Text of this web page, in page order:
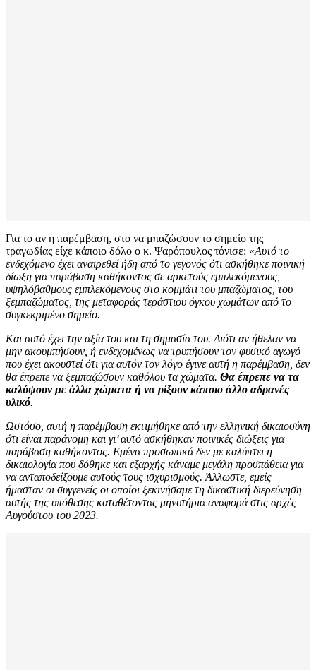
Για το αν η παρέμβαση, στο να μπαζώσουν το σημείο της
τραγωδίας είχε κάποιο δόλο ο κ. Ψαρόπουλος τόνισε: «Αυτό το
ενδεχόμενο έχει αναιρεθεί ήδη από το γεγονός ότι ασκήθηκε ποινική
δίωξη για παράβαση καθήκοντος σε αρκετούς εμπλεκόμενους,
υψηλόβαθμους εμπλεκόμενους στο κομμάτι του μπαζώματος, του
ξεμπαζώματος, της μεταφοράς τεράστιου όγκου χωμάτων από το
συγκεκριμένο σημείο.
Και αυτό έχει την αξία του και τη σημασία του. Διότι αν ήθελαν να
μην ακουμπήσουν, ή ενδεχομένως να τρυπήσουν τον φυσικό αγωγό
που έχει ακουστεί ότι για αυτόν τον λόγο έγινε αυτή η παρέμβαση, δεν
θα έπρεπε να ξεμπαζώσουν καθόλου τα χώματα. Θα έπρεπε να τα
καλύψουν με άλλα χώματα ή να ρίξουν κάποιο άλλο αδρανές
υλικό.
Ωστόσο, αυτή η παρέμβαση εκτιμήθηκε από την ελληνική δικαιοσύνη
ότι είναι παράνομη και γι’ αυτό ασκήθηκαν ποινικές διώξεις για
παράβαση καθήκοντος. Εμένα προσωπικά δεν με καλύπτει η
δικαιολογία που δόθηκε και εξαρχής κάναμε μεγάλη προσπάθεια για
να ανταποδείξουμε αυτούς τους ισχυρισμούς. Άλλωστε, εμείς
ήμασταν οι συγγενείς οι οποίοι ξεκινήσαμε τη δικαστική διερεύνηση
αυτής της υπόθεσης καταθέτοντας μηνυτήρια αναφορά στις αρχές
Αυγούστου του 2023.